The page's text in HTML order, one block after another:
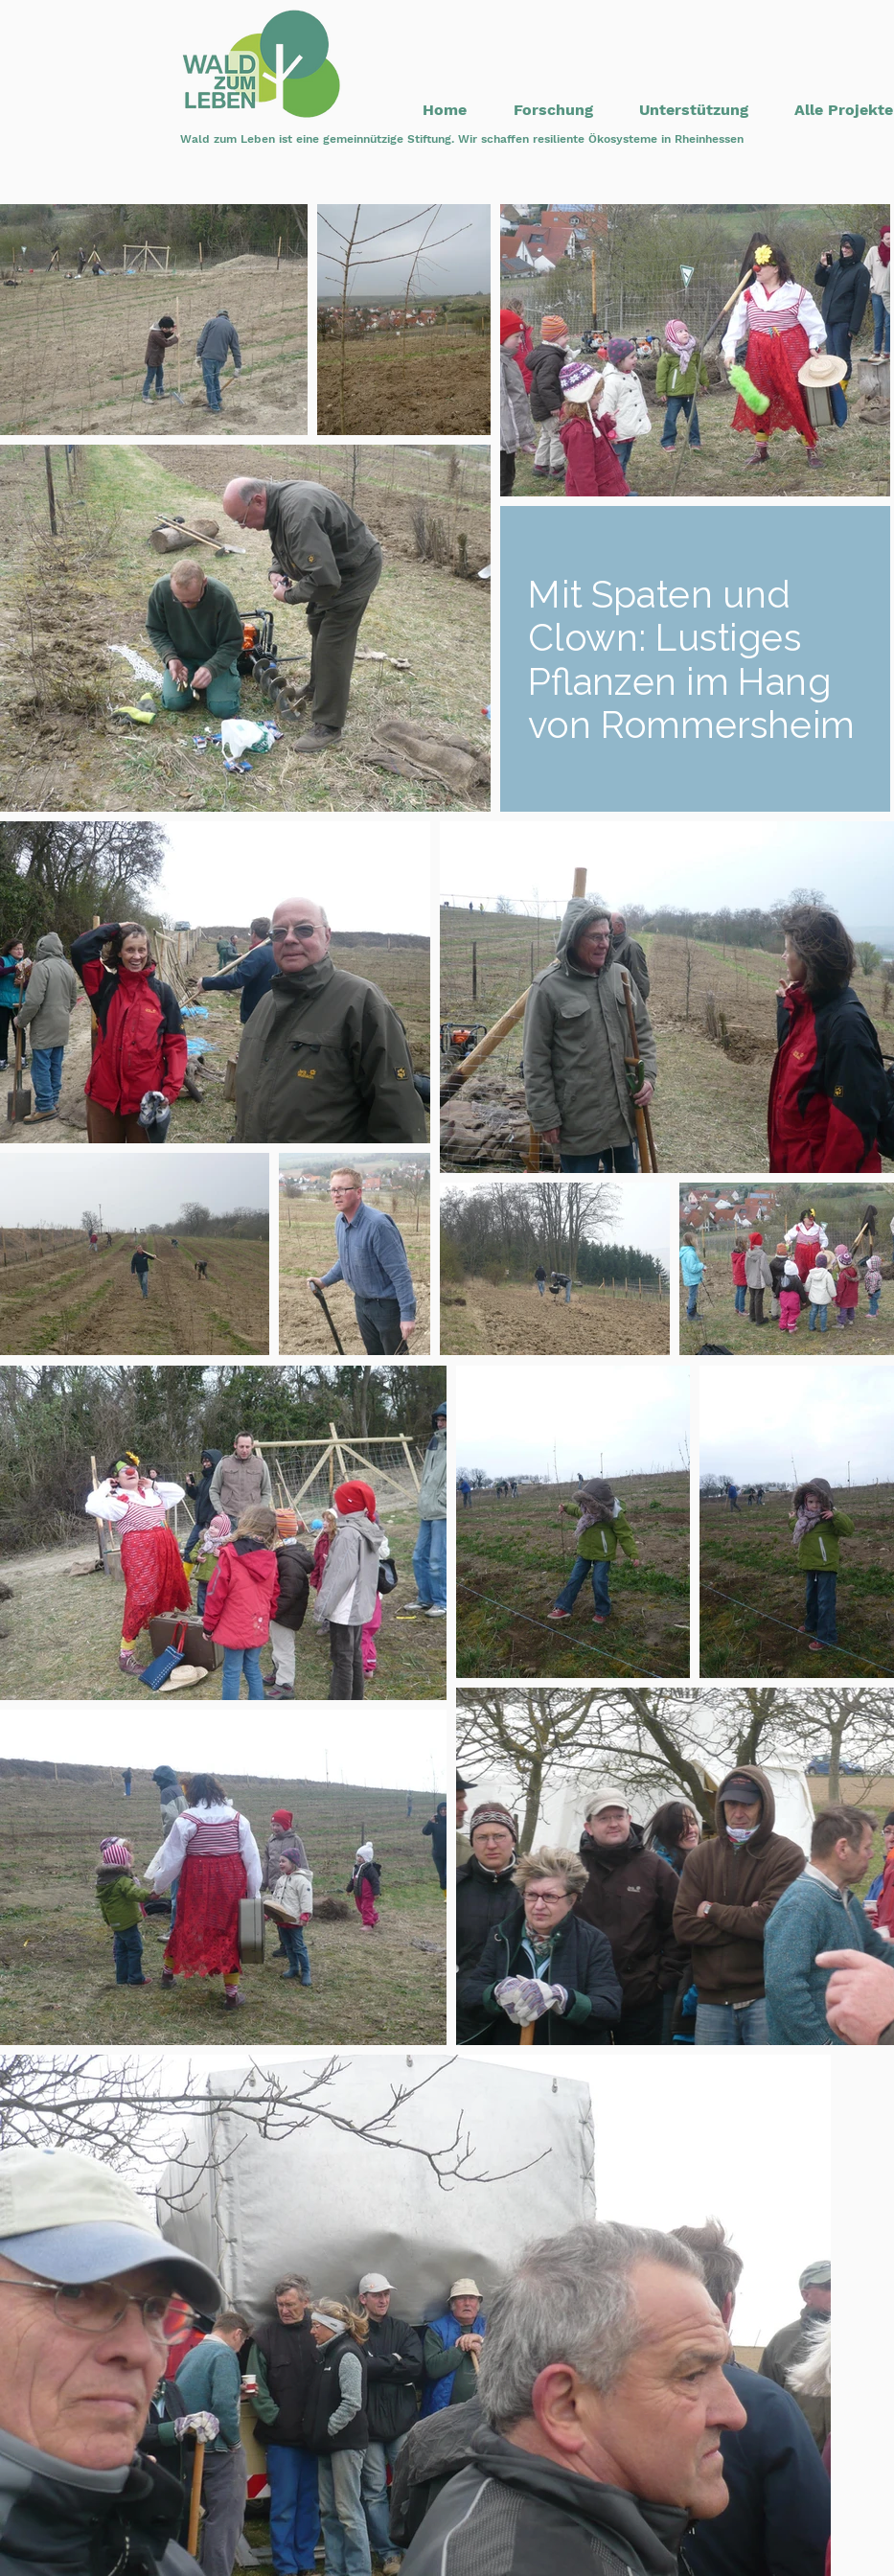
Home Forschung Unterstützung Alle Projekte
Wald zum Leben ist eine gemeinnützige Stiftung. Wir schaffen resiliente Ökosysteme in Rheinhessen
Mit Spaten und
Clown: Lustiges
Pflanzen im Hang
von Rommersheim